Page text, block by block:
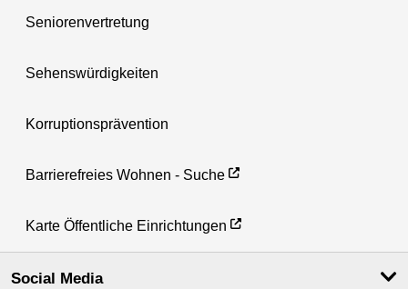
Seniorenvertretung
Sehenswürdigkeiten
Korruptionsprävention
Barrierefreies Wohnen - Suche
Karte Öffentliche Einrichtungen
Social Media